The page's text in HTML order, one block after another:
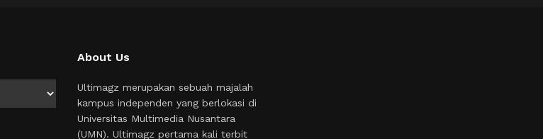
About Us
Ultimagz merupakan sebuah majalah
kampus independen yang berlokasi di
Universitas Multimedia Nusantara
(UMN). Ultimagz pertama kali terbit